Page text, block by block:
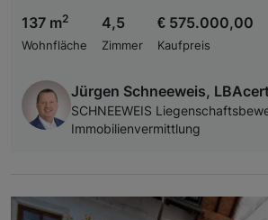
137 m2
Wohnfläche
4,5
Zimmer
€ 575.000,00
Kaufpreis
Jürgen Schneeweis,
SCHNEEWEIS
Immobilienvermittlung